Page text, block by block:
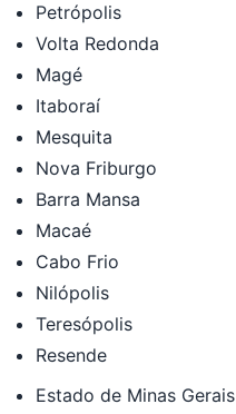
Petrópolis
Volta Redonda
Magé
Itaboraí
Mesquita
Nova Friburgo
Barra Mansa
Macaé
Cabo Frio
Nilópolis
Teresópolis
Resende
Estado de Minas Gerais